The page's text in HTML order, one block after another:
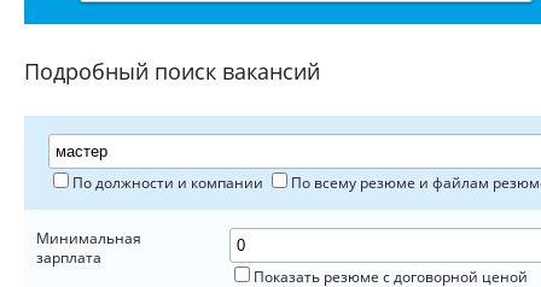
Подробный поиск вакансий
По должности и компании По всему резюме и файлам
Минимальная
зарплата
Показать резюме с договорной ценой